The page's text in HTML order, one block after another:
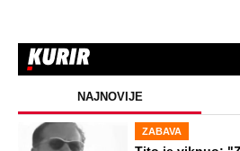
NAJNOVIJE
ZABAVA